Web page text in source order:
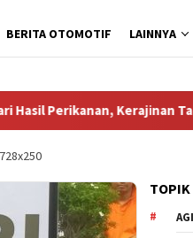
BERITA OTOMOTIF LAINNYA
Tangtangan, Batik
TOPIK